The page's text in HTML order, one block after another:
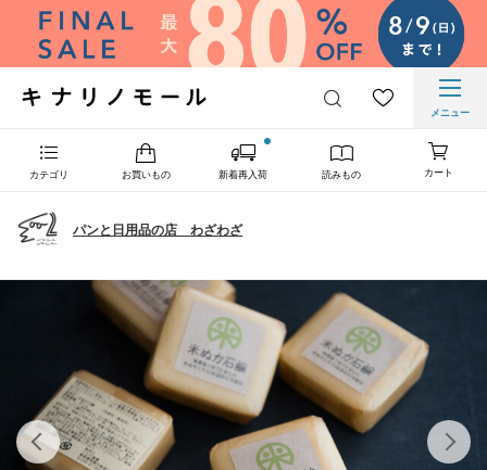
メニュー
カテゴリ お買いもの 新着再入荷 読みもの カート
パンと日用品の店 わざわざ